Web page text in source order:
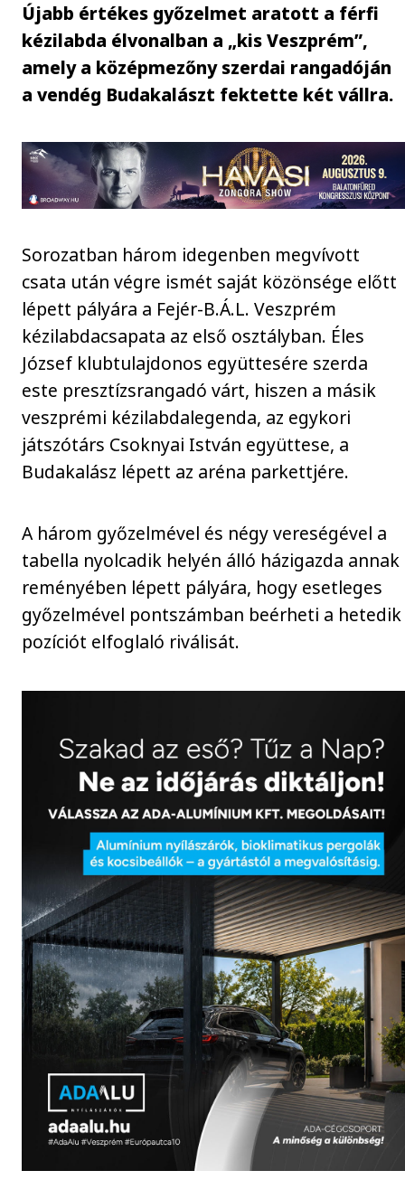
Újabb értékes győzelmet aratott a férfi
kézilabda élvonalban a „kis Veszprém”,
amely a középmezőny szerdai rangadóján
a vendég Budakalászt fektette két vállra.
Sorozatban három idegenben megvívott
csata után végre ismét saját közönsége előtt
lépett pályára a Fejér-B.Á.L. Veszprém
kézilabdacsapata az első osztályban. Éles
József klubtulajdonos együttesére szerda
este presztízsrangadó várt, hiszen a másik
veszprémi kézilabdalegenda, az egykori
játszótárs Csoknyai István együttese, a
Budakalász lépett az aréna parkettjére.
A három győzelmével és négy vereségével a
tabella nyolcadik helyén álló házigazda annak
reményében lépett pályára, hogy esetleges
győzelmével pontszámban beérheti a hetedik
pozíciót elfoglaló riválisát.